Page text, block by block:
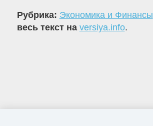
Рубрика: Экономика и Финансы
весь текст на versiya.info.